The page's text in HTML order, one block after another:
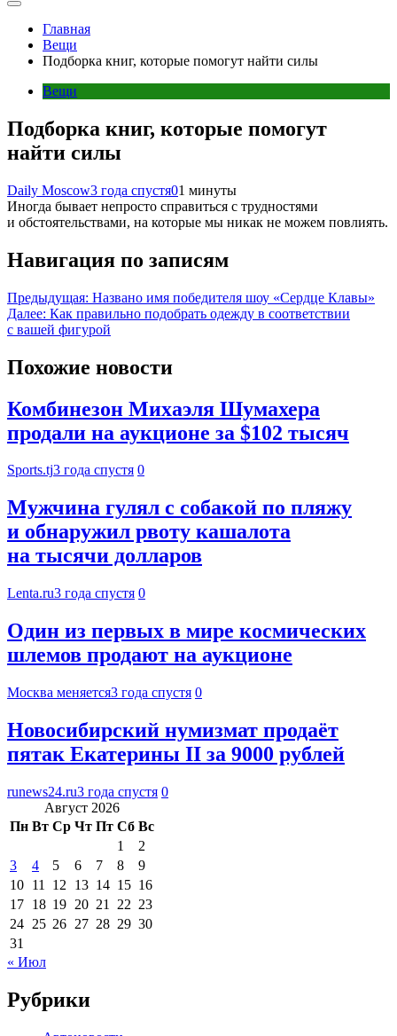
Главная
Вещи
Подборка книг, которые помогут найти силы
Вещи
Подборка книг, которые помогут
найти силы
Daily Moscow3 года спустя01 минуты
Иногда бывает непросто справиться с трудностями
и обстоятельствами, на которые мы никак не можем повлиять.
Навигация по записям
Предыдущая: Названо имя победителя шоу «Сердце Клавы»
Далее: Как правильно подобрать одежду в соответствии
с вашей фигурой
Похожие новости
Комбинезон Михаэля Шумахера
продали на аукционе за $102 тысяч
Sports.tj3 года спустя 0
Мужчина гулял с собакой по пляжу
и обнаружил рвоту кашалота
на тысячи долларов
Lenta.ru3 года спустя 0
Один из первых в мире космических
шлемов продают на аукционе
Москва меняется3 года спустя 0
Новосибирский нумизмат продаёт
пятак Екатерины II за 9000 рублей
runews24.ru3 года спустя 0
Август 2026
Пн Вт Ср Чт Пт Сб Вс
1
2
3
4 5 6 7 8
9
10 11 12 13 14 15 16
17 18 19 20 21 22 23
24 25 26 27 28 29 30
31
« Июл
Рубрики